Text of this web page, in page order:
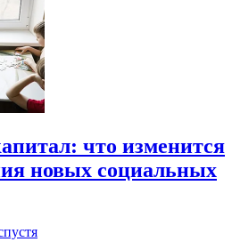
что изменится
новых социальных